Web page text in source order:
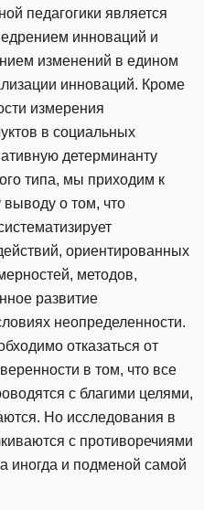
педагогики является
инноваций и
изменений в едином
инноваций. Кроме
измерения
в социальных
детерминанту
типа, мы приходим к
о том, что
ориентированных
методов,
развитие
неопределенности.
отказаться от
в том, что все
с благими целями,
Но исследования в
с противоречиями
иногда и подменой самой